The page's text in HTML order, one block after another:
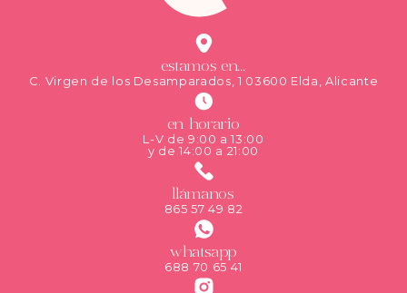
estamos en...
C. Virgen de los Desamparados, 1 03600 Elda, Alicante
en horario
L-V de 9:00 a 13:00
y de 14:00 a 21:00
llámanos
865 57 49 82
whatsapp
688 70 65 41